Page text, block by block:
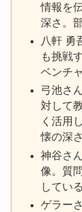
情報を
深さ。
八軒
も挑戦
ベンチ
弓池さ
対して
く活用
懐の深さ
神谷さ
像。質
してい
ゲラー